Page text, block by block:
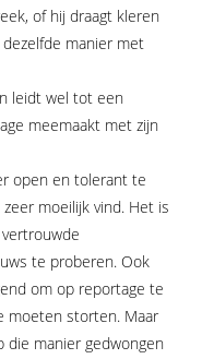
of hij draagt kleren
manier met
leidt wel tot een
meemaakt met zijn
open en tolerant te
moeilijk vind. Het is
te proberen. Ook
om op reportage te
moeten storten. Maar
die manier gedwongen